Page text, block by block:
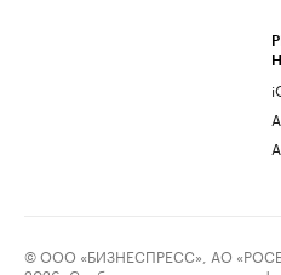
© ООО «БИЗНЕСПРЕСС», АО